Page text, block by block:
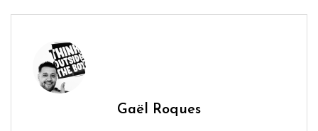
Gaël Roques